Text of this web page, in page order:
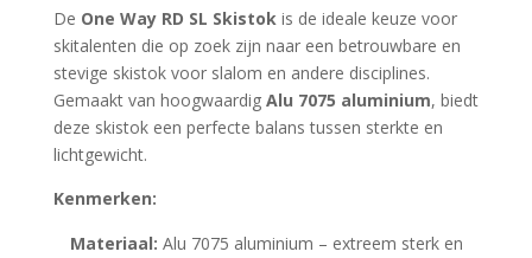
De One Way RD SL Skistok is de ideale keuze voor
skitalenten die op zoek zijn naar een betrouwbare en
stevige skistok voor slalom en andere disciplines.
Gemaakt van hoogwaardig Alu 7075 aluminium, biedt
deze skistok een perfecte balans tussen sterkte en
lichtgewicht.
Kenmerken:
Materiaal: Alu 7075 aluminium – extreem sterk en